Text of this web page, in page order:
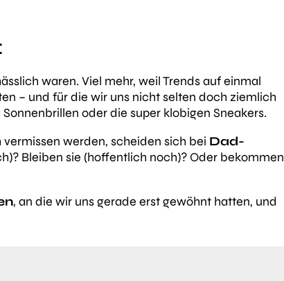
waren. Viel mehr, weil Trends auf einmal
– und für die wir uns nicht selten doch ziemlich
oder die super klobigen Sneakers.
werden, scheiden sich bei Dad-
Bleiben sie (hoffentlich noch)? Oder bekommen
, an die wir uns gerade erst gewöhnt hatten, und